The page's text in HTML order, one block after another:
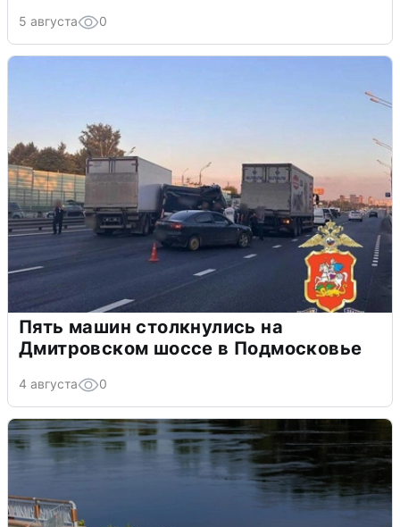
5 августа 0
Пять машин столкнулись на
Дмитровском шоссе в Подмосковье
4 августа 0